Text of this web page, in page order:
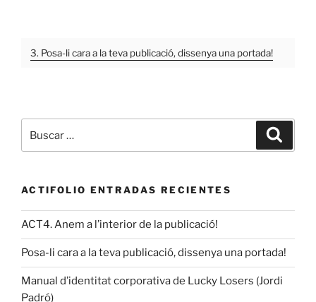
3. Posa-li cara a la teva publicació, dissenya una portada!
por:
ACTIFOLIO ENTRADAS RECIENTES
ACT4. Anem a l’interior de la publicació!
Posa-li cara a la teva publicació, dissenya una portada!
Manual d’identitat corporativa de Lucky Losers (Jordi
Padró)